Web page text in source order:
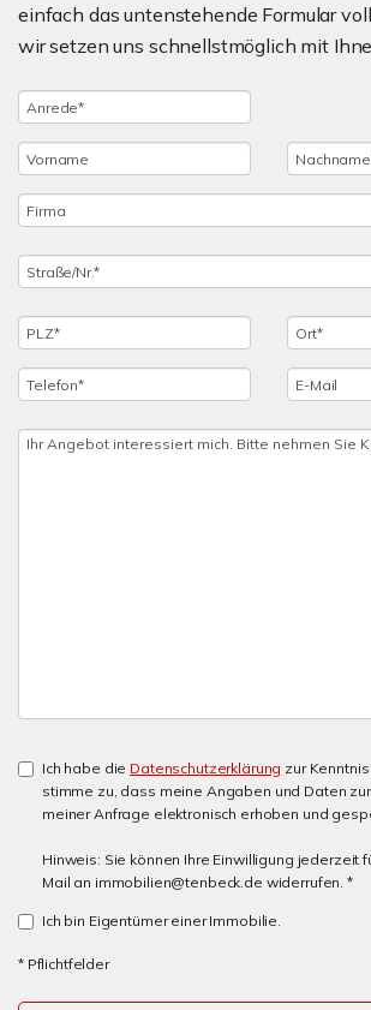
einfach das untenstehende Formular
wir setzen uns schnellstmöglich mit
Ich habe die Datenschutzerklärung zur
stimme zu, dass meine Angaben und Daten
meiner Anfrage elektronisch erhoben und
Hinweis: Sie können Ihre Einwilligung jederzeit
Mail an immobilien@tenbeck.de widerrufen. *
Ich bin Eigentümer einer Immobilie.
* Pflichtfelder